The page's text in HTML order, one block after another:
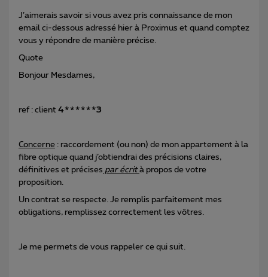
J’aimerais savoir si vous avez pris connaissance de mon
email ci-dessous adressé hier à Proximus et quand comptez
vous y répondre de manière précise.
Quote
Bonjour Mesdames,
ref : client 4******3
Concerne : raccordement (ou non) de mon appartement à la
fibre optique quand j’obtiendrai des précisions claires,
définitives et précises par écrità propos de votre
proposition.
Un contrat se respecte. Je remplis parfaitement mes
obligations, remplissez correctement les vôtres.
Je me permets de vous rappeler ce qui suit.